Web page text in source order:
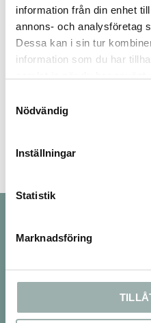
information från din enhet
annons- och analysföretag
Dessa kan i sin tur
information som du har
Nödvändig
Inställningar
Statistik
Marknadsföring
Bli den första att
Dina personuppgifter behandlas